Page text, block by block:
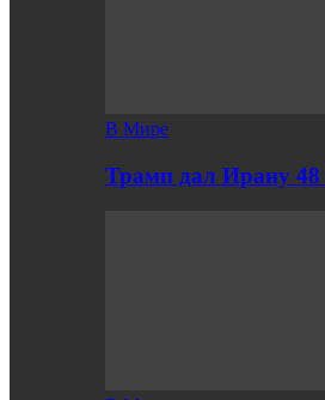
В Мире
Трамп дал Ирану 48